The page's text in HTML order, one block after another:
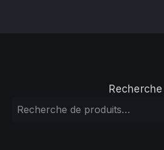
Recherche